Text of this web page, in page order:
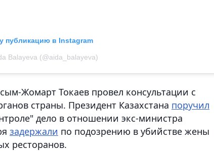
публикацию в Instagram
Balayeva (@aida_balayeva)
Жомарт Токаев провел консультации с
страны. Президент Казахстана поручил
дело в отношении экс-министра
задержали по подозрению в убийстве жены
ресторанов.